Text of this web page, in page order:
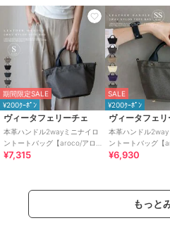
期間限定SALE
¥200ｸｰﾎﾟﾝ
ヴィータフェリーチェ
本革ハンドル2wayミニナイロ
ントートバッグ【aroco/アロ
コ】
¥7,315
SALE
¥200ｸｰﾎﾟﾝ
ヴィータフェリ
本革ハンドル2way
ントートバッグ【
コ】
¥6,930
もっと